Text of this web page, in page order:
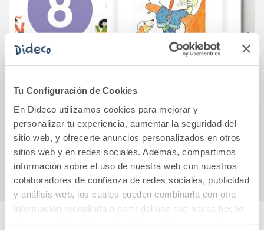
Tu Configuración de Cookies
En Dideco utilizamos cookies para mejorar y
personalizar tu experiencia, aumentar la seguridad del
sitio web, y ofrecerte anuncios personalizados en otros
sitios web y en redes sociales. Además, compartimos
información sobre el uso de nuestra web con nuestros
colaboradores de confianza de redes sociales, publicidad
y análisis web, los cuales pueden combinarla con otra
información recopilada a partir del uso que hayas hecho
Cuaderno de
lectoescritura 8.
Letras de cuento
20,38€
Comprar
Buena letra escript
1,50€
Comprar